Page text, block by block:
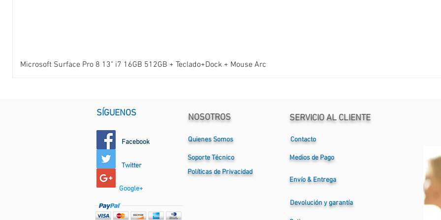
Microsoft Surface Pro 8 13" i7 16GB 512GB + Teclado+Dock + Mouse Arc
SÍGUENOS
Facebook
Twitter
Google+
NOSOTROS
Quienes Somos
SoporteTécnico
SERVICIO AL CLIENTE
Contacto
Medios de Pago
Envío & Entrega
Devolución ygarantía
Políticas de Privacidad